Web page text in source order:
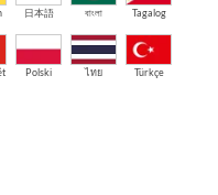
日本語 বাংলা Tagalog
Polski ไทย Türkçe